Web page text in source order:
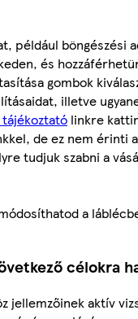
például böngészési
és
gombok
illetve
linkre
de ez nem érinti
tudjuk szabni a
a
célokra
jellemzőinek aktív